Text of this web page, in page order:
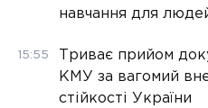
навчання для
15:55
Триває прийом
КМУ за вагомий
стійкості України